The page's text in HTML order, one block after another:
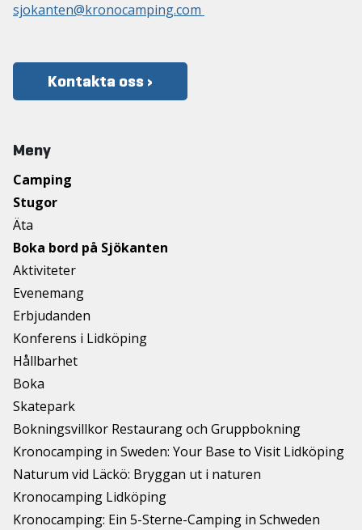
sjokanten@kronocamping.com
Kontakta oss ›
Meny
Camping
Stugor
Äta
Boka bord på Sjökanten
Aktiviteter
Evenemang
Erbjudanden
Konferens i Lidköping
Hållbarhet
Boka
Skatepark
Bokningsvillkor Restaurang och Gruppbokning
Kronocamping in Sweden: Your Base to Visit Lidköping
Naturum vid Läckö: Bryggan ut i naturen
Kronocamping Lidköping
Kronocamping: Ein 5-Sterne-Camping in Schweden